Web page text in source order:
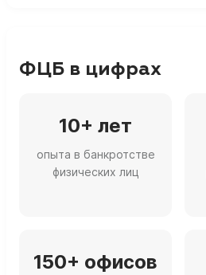
ФЦБ в цифрах
10+ лет
опыта в банкротстве
физических лиц
150+ офисов